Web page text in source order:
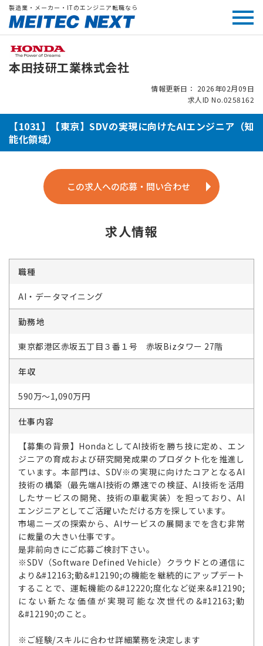
製造業・メーカー・ITのエンジニア転職なら
本田技研工業株式会社
情報更新日： 2026年02月09日
求人ID No.0258162
【1031】【東京】SDVの実現に向けたAIエンジニア（知
能化領域）
この求人への応募・問い合わせ
求人情報
職種
AI・データマイニング
勤務地
東京都港区赤坂五丁目３番１号 赤坂Bizタワー 27階
年収
590万～1,090万円
仕事内容
【募集の背景】HondaとしてAI技術を勝ち技に定め、エン
ジニアの育成および研究開発成果のプロダクト化を推進し
ています。本部門は、SDV※の実現に向けたコアとなるAI
技術の構築（最先端AI技術の爆速での検証、AI技術を活用
したサービスの開発、技術の車載実装）を担っており、AI
エンジニアとしてご活躍いただける方を探しています。
市場ニーズの探索から、AIサービスの展開までを含む非常
に裁量の大きい仕事です。
是非前向きにご応募ご検討下さい。
※SDV（Software Defined Vehicle）クラウドとの通信に
より&#12163;動&#12190;の機能を継続的にアップデート
することで、運転機能の&#12220;度化など従来&#12190;
にない新たな価値が実現可能な次世代の&#12163;動
&#12190;のこと。
※ご経験/スキルに合わせ詳細業務を決定します